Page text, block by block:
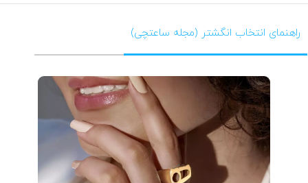
راهنمای انتخاب انگشتر (مجله ساعتچی)